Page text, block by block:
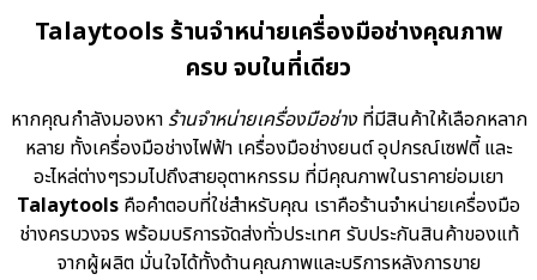
Talaytools ร้านจำหน่ายเครื่องมือช่างคุณภาพ
ครบ จบในที่เดียว
หากคุณกำลังมองหา ร้านจำหน่ายเครื่องมือช่างที่มีสินค้าให้เลือกหลาก
หลาย ทั้งเครื่องมือช่างไฟฟ้า เครื่องมือช่างยนต์ อุปกรณ์เซฟตี้ และ
อะไหล่ต่างๆรวมไปถึงสายอุตาหกรรม ที่มีคุณภาพในราคาย่อมเยา
Talaytools คือคำตอบที่ใช่สำหรับคุณ เราคือร้านจำหน่ายเครื่องมือ
ช่างครบวงจร พร้อมบริการจัดส่งทั่วประเทศ รับประกันสินค้าของแท้
จากผู้ผลิต มั่นใจได้ทั้งด้านคุณภาพและบริการหลังการขาย